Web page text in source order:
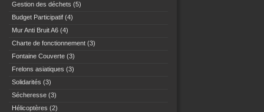
Gestion des déchets (5)
Budget Participatif (4)
Mur Anti Bruit A6 (4)
Charte de fonctionnement (3)
Fontaine Couverte (3)
Frelons asiatiques (3)
Solidarités (3)
Sécheresse (3)
Hélicoptères (2)